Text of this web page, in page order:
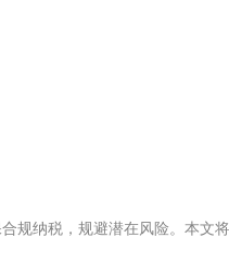
规纳税，规避潜在风险。本文